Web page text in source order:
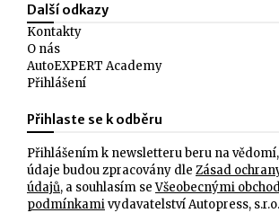
Další odkazy
Kontakty
O nás
AutoEXPERT Academy
Přihlášení
Přihlaste se k odběru
Přihlášením k newsletteru beru na
údaje budou zpracovány dle Zásad
údajů, a souhlasím seVšeobecnými
podmínkamivydavatelství Autopress, s.r.o.